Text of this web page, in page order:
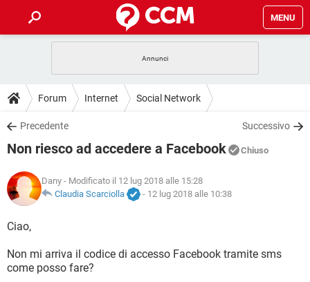
MENU
INTRATTENIMENTO ANDROID
iOS
INSTAGRAM WHATSAPP
TIKTOK
HARDWARE
GUIDE
COVID-19
INSTAGRAM WHATSAPP
TIKTOK
HARDWARE
DOWNLOAD
COVID-19 GAMING
INTRATTENIMENTO
iOS WINDOWS 10
INSTAGRAM
HARDWARE
COVID-19 GAMING
INTRATTENIMENTO
iOS
INSTAGRAM WHATSAPP
GLOSSARIO
COVID-19
iOS
Forum Internet Social Network
Precedente Successivo
Non riesco ad accedere a Facebook Chiuso
Dany - Modificato il 12 lug 2018 alle 15:28
Claudia Scarciolla
- 12 lug 2018 alle 10:38
Ciao,
Non mi arriva il codice di accesso Facebook tramite sms
come posso fare?